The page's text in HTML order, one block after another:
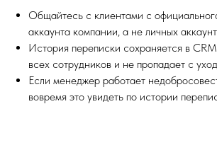
Общайтесь с клиентами с
аккаунта компании, а не личных
История переписки сохраняется в
всех сотрудников и не пропадает с
Если менеджер работает
вовремя это увидеть по истории